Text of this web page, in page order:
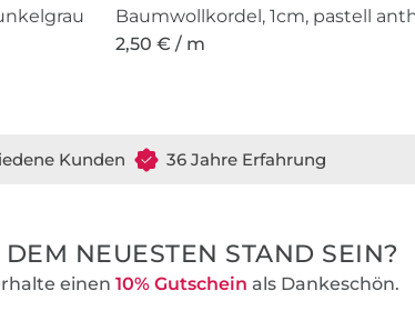
Baumwollkordel, 1cm, pastell
2,50 € / m
Kunden 36 Jahre Erfahrung
NEUESTEN STAND SEIN?
einen 10% Gutschein als Dankeschön.